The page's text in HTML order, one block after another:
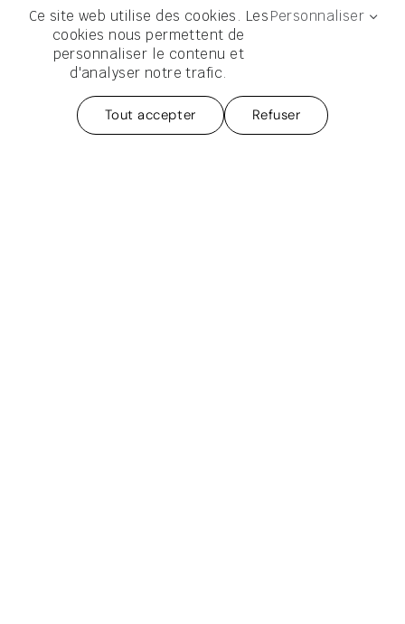
Ce site web utilise des cookies. Les
cookies nous permettent de
personnaliser le contenu et
d'analyser notre trafic.
Personnaliser
Tout accepter Refuser